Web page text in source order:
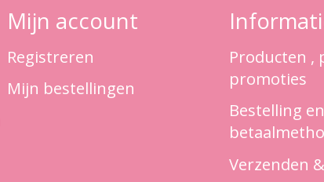
Mijn account
Registreren
Mijn bestellingen
Producten ,
promoties
Bestelling
Verzenden